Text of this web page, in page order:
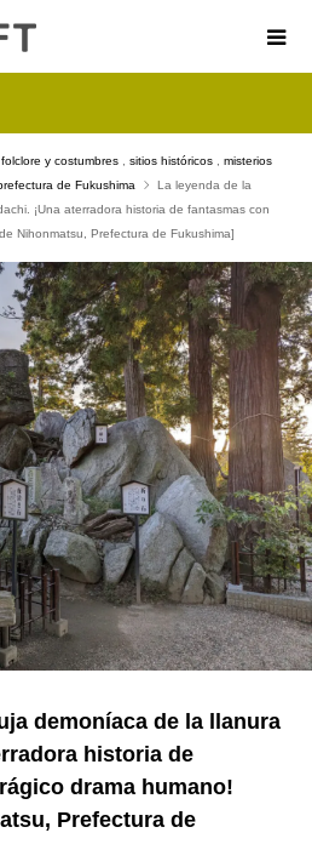
folclore y costumbres sitios históricos
misterios
de Fukushima
La leyenda de la
¡Una aterradora historia de fantasmas con
Nihonmatsu, Prefectura de Fukushima]
demoníaca de la llanura
historia de
drama humano!
Prefectura de